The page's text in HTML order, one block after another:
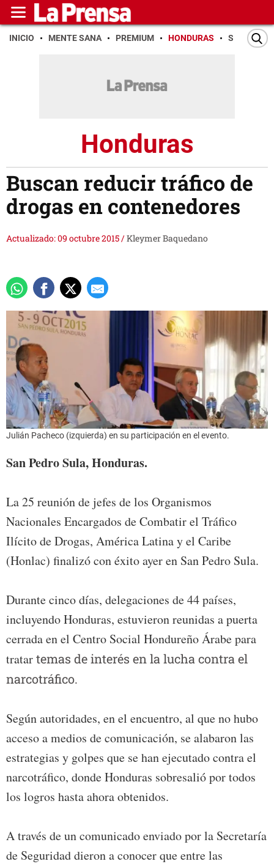
INICIO MENTE SANA PREMIUM HONDURAS SAN PEDRO
Honduras
Buscan reducir tráfico de
drogas en contenedores
Actualizado: 09 octubre 2015/Kleymer Baquedano
Julián Pacheco (izquierda) en su participación en el evento.
San Pedro Sula, Honduras.
La 25 reunión de jefes de los Organismos
Nacionales Encargados de Combatir el Tráfico
Ilícito de Drogas, América Latina y el Caribe
(Honlac) finalizó con éxito ayer en San Pedro Sula.
Durante cinco días, delegaciones de 44 países,
incluyendo Honduras, estuvieron reunidas a puerta
cerrada en el Centro Social Hondureño Árabe para
tratartemas de interés en la lucha contra el
narcotráfico.
Según autoridades, en el encuentro, al que no hubo
acceso a medios de comunicación, se alabaron las
estrategias y golpes que se han ejecutado contra el
narcotráfico, donde Honduras sobresalió por todos
los logros hasta ahora obtenidos.
A través de un comunicado enviado por la Secretaría
de Seguridad dieron a conocer que entre las